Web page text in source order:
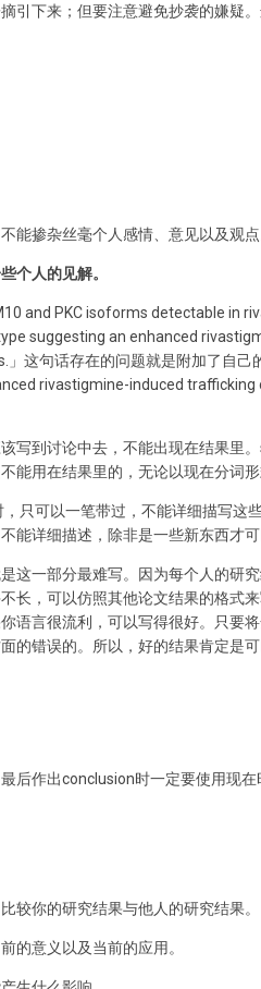
引下来；但要注意避免抄袭的嫌疑。
能掺杂丝毫个人感情、意见以及观点
个人的见解。
and PKC isoforms detectable in
suggesting an enhanced
这句话存在的问题就是附加了自
rivastigmine-induced
写到讨论中去，不能出现在结果里
能用在结果里的，无论以现在分词
只可以一笔带过，不能详细描写这
能详细描述，除非是一些新东西才可
这一部分最难写。因为每个人的研
长，可以仿照其他论文结果的格式
语言很流利，可以写得很好。只要
的错误的。所以，好的结果肯定是可
后作出conclusion时一定要使用现在
较你的研究结果与他人的研究结果。
的意义以及当前的应用。